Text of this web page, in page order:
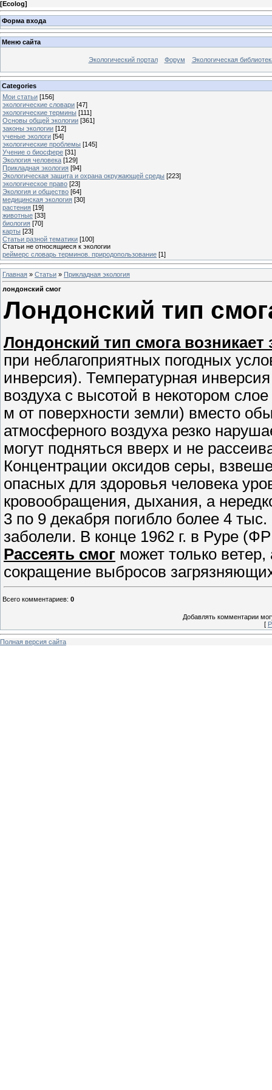
[Ecolog]
Форма входа
Меню сайта
Экологический портал Форум Экологическая
Categories
Мои статьи [156]
экологические словари [47]
экологические термины [111]
Основы общей экологии [361]
законы экологии [12]
ученые экологи [54]
экологические проблемы [145]
Учение о биосфере [31]
Экология человека [129]
Прикладная экология [94]
Экологическая защита и охрана окружающей среды [223]
экологическое право [23]
Экология и общество [64]
медицинская экология [30]
растения [19]
животные [33]
биология [70]
карты [23]
Статьи разной тематики [100]
Статьи не относящиеся к экологии
реймерс словарь терминов. природопользование [1]
Главная » Статьи » Прикладная экология
лондонский смог
Лондонский тип
Лондонский тип смога возникает
при неблагоприятных погодных
инверсия). Температурная
воздуха с высотой в некотором
м от поверхности земли) вместо
атмосферного воздуха резко
могут подняться вверх и не
Концентрации оксидов серы,
опасных для здоровья человека
кровообращения, дыхания, а
3 по 9 декабря погибло более 4
заболели. В конце 1962 г. в Руре
Рассеять смог может только
сокращение выбросов
Всего комментариев: 0
Добавлять комментарии
[
Полная версия сайта